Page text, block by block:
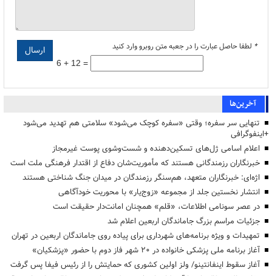
* لطفا حاصل عبارت را در جعبه متن روبرو وارد کنید
6 + 12 =
آخرین‌ها
تنهایی سر سفره؛ وقتی «سفره کوچک می‌شود» سلامتی هم تهدید می‌شود
+اینفوگرافی
اعلام اسامی ژل‌های تسکین‌دهنده و شست‌وشوی پوست غیرمجاز
خبرنگاران رزمندگانی هستند که مأموریت‌شان دفاع از اقتدار فرهنگی ملت است
اژه‌ای: خبرنگاران متعهد، هم‌سنگر رزمندگان در میدان جنگ شناختی هستند
انتشار نخستین جلد از مجموعه «زوج‌یار» با محوریت خودآگاهی
در عصر سونامی اطلاعات، «قلم» همچنان امانت‌دار حقیقت است
جزئیات مراسم بزرگ جاماندگان اربعین اعلام شد
تمهیدات و ویژه برنامه‌های شهرداری برای پیاده روی جاماندگان اربعین در تهران
آغاز برنامه ملی پزشکی خانواده در ۲۰ شهر فاز دوم با حضور «پزشکیان»
آغاز سقوط اینفانتینو/ ولز اولین کشوری که حمایتش را از رئیس فیفا پس گرفت